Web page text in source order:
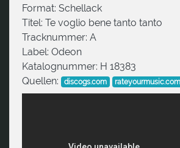
Format: Schellack
Titel: Te voglio bene tanto tanto
Tracknummer: A
Label: Odeon
Katalognummer: H 18383
Quellen:
discogs.com rateyourmusic.com